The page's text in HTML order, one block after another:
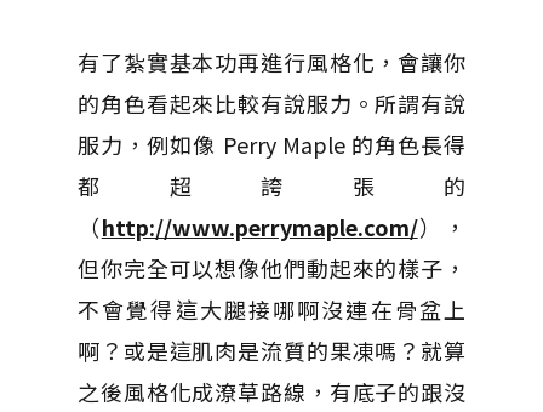
有了紮實基本功再進行風格化，會讓你
的角色看起來比較有說服力。所謂有說
服力，例如像 Perry Maple 的角色長得
都超誇張的
（http://www.perrymaple.com/），
但你完全可以想像他們動起來的樣子，
不會覺得這大腿接哪啊沒連在骨盆上
啊？或是這肌肉是流質的果凍嗎？就算
之後風格化成潦草路線，有底子的跟沒